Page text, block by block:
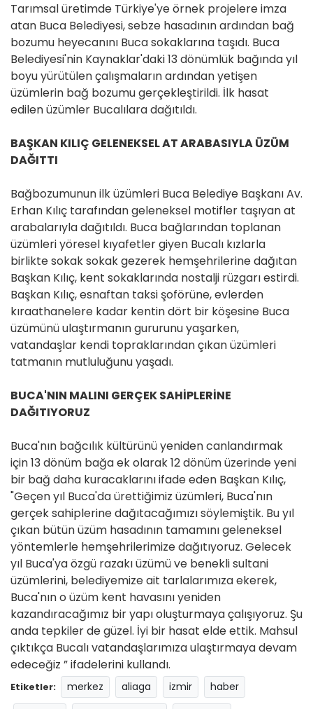
Tarımsal üretimde Türkiye'ye örnek projelere imza
atan Buca Belediyesi, sebze hasadının ardından bağ
bozumu heyecanını Buca sokaklarına taşıdı. Buca
Belediyesi'nin Kaynaklar'daki 13 dönümlük bağında yıl
boyu yürütülen çalışmaların ardından yetişen
üzümlerin bağ bozumu gerçekleştirildi. İlk hasat
edilen üzümler Bucalılara dağıtıldı.
BAŞKAN KILIÇ GELENEKSEL AT ARABASIYLA ÜZÜM
DAĞITTI
Bağbozumunun ilk üzümleri Buca Belediye Başkanı Av.
Erhan Kılıç tarafından geleneksel motifler taşıyan at
arabalarıyla dağıtıldı. Buca bağlarından toplanan
üzümleri yöresel kıyafetler giyen Bucalı kızlarla
birlikte sokak sokak gezerek hemşehrilerine dağıtan
Başkan Kılıç, kent sokaklarında nostalji rüzgarı estirdi.
Başkan Kılıç, esnaftan taksi şoförüne, evlerden
kıraathanelere kadar kentin dört bir köşesine Buca
üzümünü ulaştırmanın gururunu yaşarken,
vatandaşlar kendi topraklarından çıkan üzümleri
tatmanın mutluluğunu yaşadı.
BUCA'NIN MALINI GERÇEK SAHİPLERİNE
DAĞITIYORUZ
Buca'nın bağcılık kültürünü yeniden canlandırmak
için 13 dönüm bağa ek olarak 12 dönüm üzerinde yeni
bir bağ daha kuracaklarını ifade eden Başkan Kılıç,
"Geçen yıl Buca'da ürettiğimiz üzümleri, Buca'nın
gerçek sahiplerine dağıtacağımızı söylemiştik. Bu yıl
çıkan bütün üzüm hasadının tamamını geleneksel
yöntemlerle hemşehrilerimize dağıtıyoruz. Gelecek
yıl Buca'ya özgü razakı üzümü ve benekli sultani
üzümlerini, belediyemize ait tarlalarımıza ekerek,
Buca'nın o üzüm kent havasını yeniden
kazandıracağımız bir yapı oluşturmaya çalışıyoruz. Şu
anda tepkiler de güzel. İyi bir hasat elde ettik. Mahsul
çıktıkça Bucalı vatandaşlarımıza ulaştırmaya devam
edeceğiz ” ifadelerini kullandı.
Etiketler: merkez aliaga izmir
haber